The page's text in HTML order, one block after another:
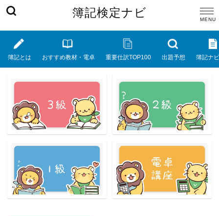
簿記検定ナビ
簿記とは おすすめ教材・電卓 重要仕訳TOP100 出題予想 簿記ナ